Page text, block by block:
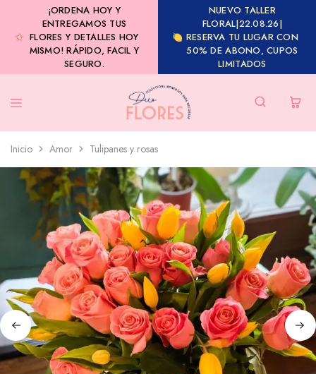
¡ORDENA HOY Y
ENTREGAMOS TUS
FLORES Y DETALLES HOY
MISMO! RÁPIDO, FACIL Y
SEGURO.
NUEVO TALLER
FLORAL|22.08.26|
RESERVA TU LUGAR CON
50% DE ABONO, CUPOS
LIMITADOS
Inicio Amor Tulipanes y rosas